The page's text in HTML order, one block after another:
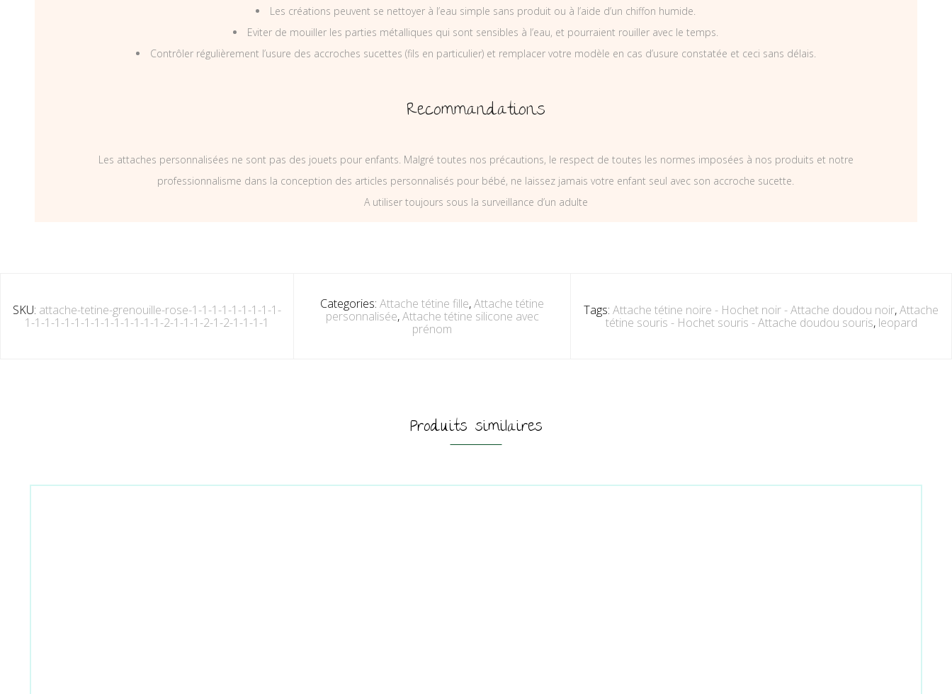
Les créations peuvent se nettoyer à l’eau simple sans produit ou à l’aide d’un chiffon humide.
Eviter de mouiller les parties métalliques qui sont sensibles à l’eau, et pourraient rouiller avec le temps.
Contrôler régulièrement l’usure des accroches sucettes (fils en particulier) et remplacer votre modèle en cas d’usure constatée et ceci sans délais.
Recommandations
Les attaches personnalisées ne sont pas des jouets pour enfants. Malgré toutes nos précautions, le respect de toutes les normes imposées à nos produits et notre
professionnalisme dans la conception des articles personnalisés pour bébé, ne laissez jamais votre enfant seul avec son accroche sucette.
A utiliser toujours sous la surveillance d’un adulte
SKU: attache-tetine-grenouille-rose-1-1-1-1-1-1-1-1-1-
1-1-1-1-1-1-1-1-1-1-1-1-1-1-2-1-1-1-2-1-2-1-1-1-1
Categories: Attache tétine fille,Attache tétine
personnalisée,Attache tétine silicone avec
prénom
Tags: Attache tétine noire - Hochet noir - Attache doudou noir,Attache
tétine souris - Hochet souris - Attache doudou souris, leopard
Produits similaires